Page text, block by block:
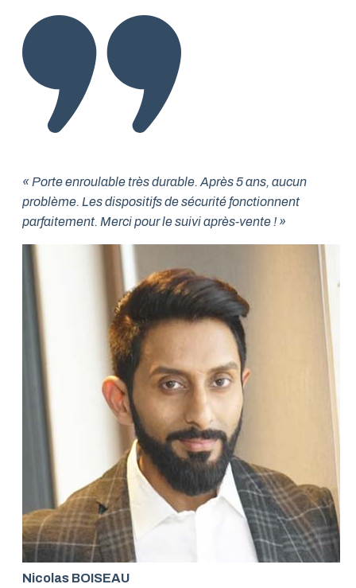
« Porte enroulable très durable. Après 5 ans, aucun
problème. Les dispositifs de sécurité fonctionnent
parfaitement. Merci pour le suivi après-vente ! »
Nicolas BOISEAU